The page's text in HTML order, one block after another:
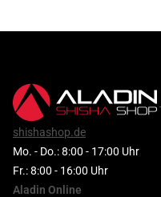
shishashop.de
Mo. - Do.: 8:00 - 17:00 Uhr
Fr.: 8:00 - 16:00 Uhr
Aladin Online